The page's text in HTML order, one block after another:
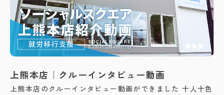
上熊本店｜クルーインタビュー動画
上熊本店のクルーインタビュー動画ができました 十人十色